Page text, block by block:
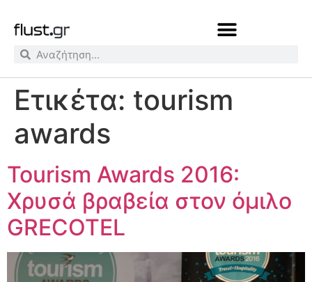
Ετικέτα: tourism
awards
Tourism Awards 2016:
Χρυσά βραβεία στον όμιλο
GRECOTEL